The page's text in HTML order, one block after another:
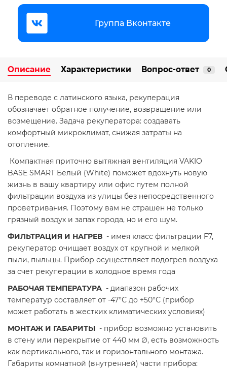
Группа Вконтакте
Описание Характеристики Вопрос-ответ 0
В переводе с латинского языка, рекуперация
обозначает обратное получение, возвращение или
возмещение. Задача рекуператора: создавать
комфортный микроклимат, снижая затраты на
отопление.
Компактная приточно вытяжная вентиляция VAKIO
BASE SMART Белый (White) поможет вдохнуть новую
жизнь в вашу квартиру или офис путем полной
фильтрации воздуха из улицы без непосредственного
проветривания. Поэтому вам не страшен не только
грязный воздух и запах города, но и его шум.
ФИЛЬТРАЦИЯ И НАГРЕВ - имея класс фильтрации F7,
рекуператор очищает воздух от крупной и мелкой
пыли, пыльцы. Прибор осуществляет подогрев воздуха
за счет рекуперации в холодное время года
РАБОЧАЯ ТЕМПЕРАТУРА - диапазон рабочих
температур составляет от -47°С до +50°С (прибор
может работать в жестких климатических условиях)
МОНТАЖ И ГАБАРИТЫ - прибор возможно установить
в стену или перекрытие от 440 мм ∅, есть возможность
как вертикального, так и горизонтального монтажа.
Габариты комнатной (внутренней) части прибора: